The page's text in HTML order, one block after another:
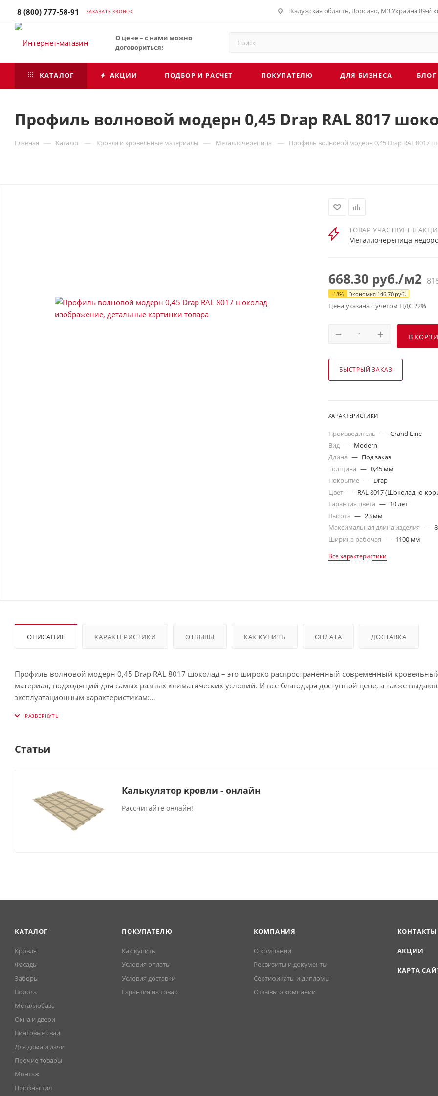
8 (800) 777-58-91 ЗАКАЗАТЬ ЗВОНОК Калужская область, Ворсино, М3 Украина 89-й
О цене – с нами можно
договориться!
КАТАЛОГ АКЦИИ ПОДБОР И РАСЧЕТ ПОКУПАТЕЛЮ ДЛЯ БИЗНЕСА БЛОГ
Профиль волновой модерн 0,45 Drap RAL 8017
Главная — Каталог — Кровля и кровельные материалы — Металлочерепица — Профиль волновой модерн 0,45 Drap RAL 8017
ТОВАР УЧАСТВУЕТ В
Металлочерепица
668.30 руб./м2
-18% Экономия 146.70 руб.
Цена указана с учетом НДС 22%
В
БЫСТРЫЙ ЗАКАЗ
ХАРАКТЕРИСТИКИ
Производитель — Grand Line
Вид — Modern
Длина — Под заказ
Толщина — 0,45 мм
Покрытие — Drap
Цвет — RAL 8017 (Шоколадно-
Гарантия цвета — 10 лет
Высота — 23 мм
Максимальная длина изделия —
Ширина рабочая — 1100 мм
Все характеристики
ОПИСАНИЕ ХАРАКТЕРИСТИКИ ОТЗЫВЫ КАК КУПИТЬ ОПЛАТА ДОСТАВКА
Профиль волновой модерн 0,45 Drap RAL 8017 шоколад – это широко распространённый современный
материал, подходящий для самых разных климатических условий. И всё благодаря доступной цене, а также
эксплуатационным характеристикам:
Малый, по сравнению с натуральной черепицей, вес гарантирует снижение нагрузки на несущие конструкции.
Правильно подобранный оттенок способен кардинально преобразить фасад любого объекта. У нас можно купить
металлочерепицу в распространённой цветовой палитре RAL.
механическим и ветровым нагрузкам. Это надёжная поверхность, не боящаяся агрессивных факторов среды и не
сложного обслуживания.
Максимальная длина изделия составляет 8 м. Продукцию удобно транспортировать и укладывать.
Статьи
Калькулятор кровли - онлайн
Рассчитайте онлайн!
КАТАЛОГ
Кровля
Фасады
Заборы
Ворота
Металлобаза
Окна и двери
Винтовые сваи
Для дома и дачи
Прочие товары
Монтаж
Профнастил
ПОКУПАТЕЛЮ
Как купить
Условия оплаты
Условия доставки
Гарантия на товар
КОМПАНИЯ
О компании
Реквизиты и документы
Сертификаты и дипломы
Отзывы о компании
КОНТАКТЫ
АКЦИИ
КАРТА